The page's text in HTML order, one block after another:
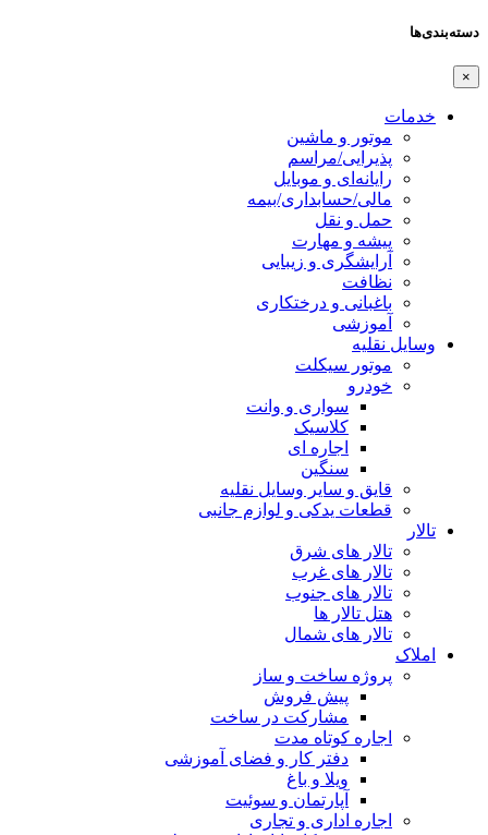
دسته‌بندی‌ها
×
خدمات
موتور و ماشین
پذیرایی/مراسم
رایانه‌ای و موبایل
مالی/حسابداری/بیمه
حمل و نقل
پیشه و مهارت
آرایشگری و زیبایی
نظافت
باغبانی و درختکاری
آموزشی
وسایل نقلیه
موتور سیکلت
خودرو
سواری و وانت
کلاسیک
اجاره ای
سنگین
قایق و سایر وسایل نقلیه
قطعات یدکی و لوازم جانبی
تالار
تالار های شرق
تالار های غرب
تالار های جنوب
هتل تالار ها
تالار های شمال
املاک
پروژه ساخت و ساز
پیش فروش
مشارکت در ساخت
اجاره کوتاه مدت
دفتر کار و فضای آموزشی
ویلا و باغ
آپارتمان و سوئیت
اجاره اداری و تجاری